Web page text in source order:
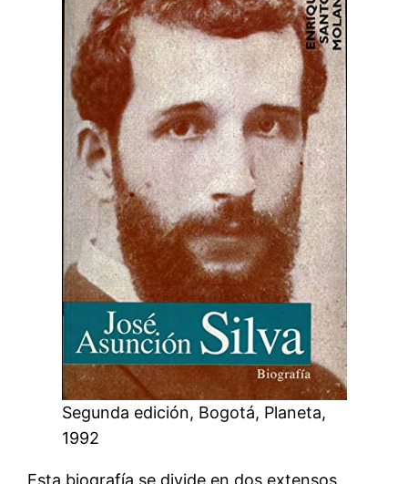
Segunda edición, Bogotá, Planeta,
1992
Esta biografía se divide en dos extensos